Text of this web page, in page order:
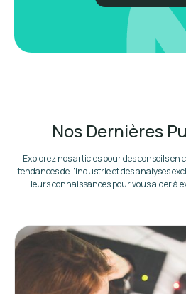
Nos Dernières
Explorez nos articles pour des conseils en
tendances de l'industrie et des analyses
leurs connaissances pour vous aider à